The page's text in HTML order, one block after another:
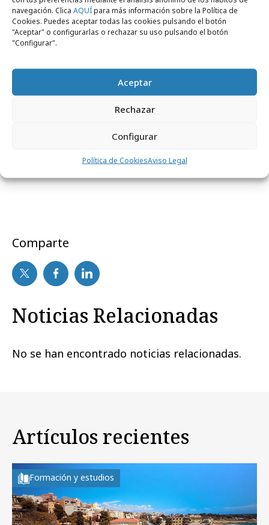
navegación. Clica AQUÍpara más información sobre la Política de
Cookies. Puedes aceptar todas las cookies pulsando el botón
"Aceptar" o configurarlas o rechazar su uso pulsando el botón
"Configurar".
Aceptar
Rechazar
Configurar
Política de CookiesAviso Legal
de los productos estrella de este movimiento.
“La economía circular es más necesaria que
nunca en un momento donde los científicos
crisis ambiental sin precedentes con un
consumo masivo de recursos, un aumento de
las temperaturas globales y un gran número
Comparte
Noticias Relacionadas
No se han encontrado noticias relacionadas.
Artículos recientes
Formación y estudios